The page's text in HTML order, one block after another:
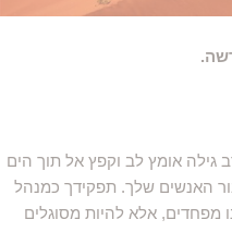
גילה אומץ לב וקפץ אל תוך הים
האנשים שלך. תפקידך כמנהל
מפחדים, אלא להיות מסוגלים